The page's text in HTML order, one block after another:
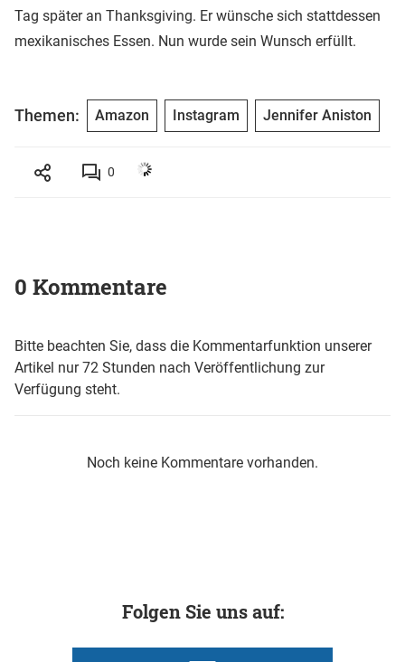
Tag später an Thanksgiving. Er wünsche sich stattdessen
mexikanisches Essen. Nun wurde sein Wunsch erfüllt.
Themen: Amazon Instagram Jennifer Aniston
0
0 Kommentare
Bitte beachten Sie, dass die Kommentarfunktion unserer
Artikel nur 72 Stunden nach Veröffentlichung zur
Verfügung steht.
Noch keine Kommentare vorhanden.
Folgen Sie uns auf: